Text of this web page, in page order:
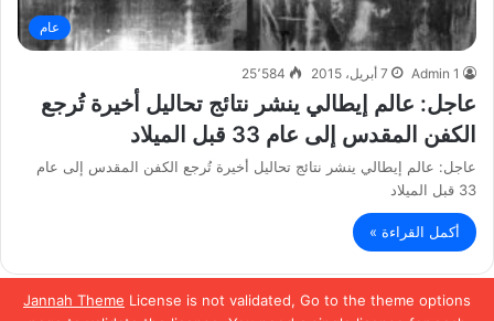
Jannah Theme License is not validated, Go to the theme options
عام
Admin 1 7 أبريل، 2015 25٬584
عاجل: عالم إيطالي ينشر نتائج تحاليل أخيرة تُرجع
الكفن المقدس إلى عام 33 قبل الميلاد
عاجل: عالم إيطالي ينشر نتائج تحاليل أخيرة تُرجع الكفن المقدس إلى عام
33 قبل الميلاد
أكمل القراءة »
الصفحة التالية